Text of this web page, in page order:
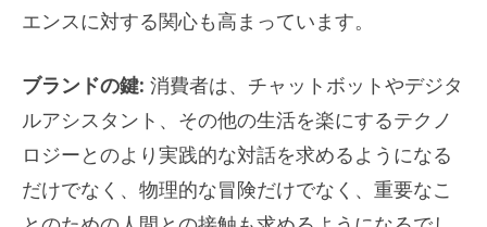
エンスに対する関心も高まっています。
ブランドの鍵: 消費者は、チャットボットやデジタ
ルアシスタント、その他の生活を楽にするテクノ
ロジーとのより実践的な対話を求めるようになる
だけでなく、物理的な冒険だけでなく、重要なこ